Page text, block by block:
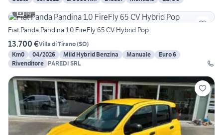
14
Fiat Panda Pandina 1.0 FireFly 65 CV Hybrid Pop
13.700 €Villa di Tirano(SO)
Km0
04/2026 Mild Hybrid Benzina Manuale
Euro 6
Rivenditore PAREDI SRL